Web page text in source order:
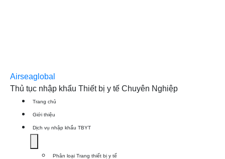
Airseaglobal
Thủ tục nhập khẩu Thiết bị y tế Chuyên Nghiệp
Trang chủ
Giới thiệu
Dịch vụ nhập khẩu TBYT
submenuPhân loại Trang thiết bị y tế